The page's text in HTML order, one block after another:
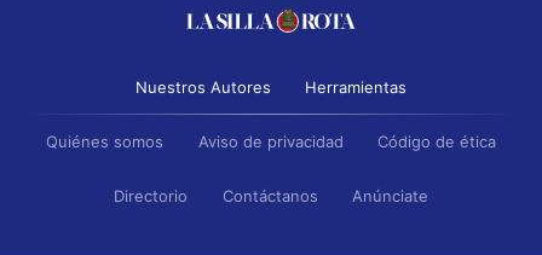
Nuestros Autores Herramientas
Quiénes somos Aviso de privacidad Código de ética
Directorio Contáctanos Anúnciate